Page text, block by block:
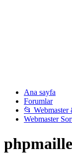
Ana sayfa
Forumlar
📂
Webmaster